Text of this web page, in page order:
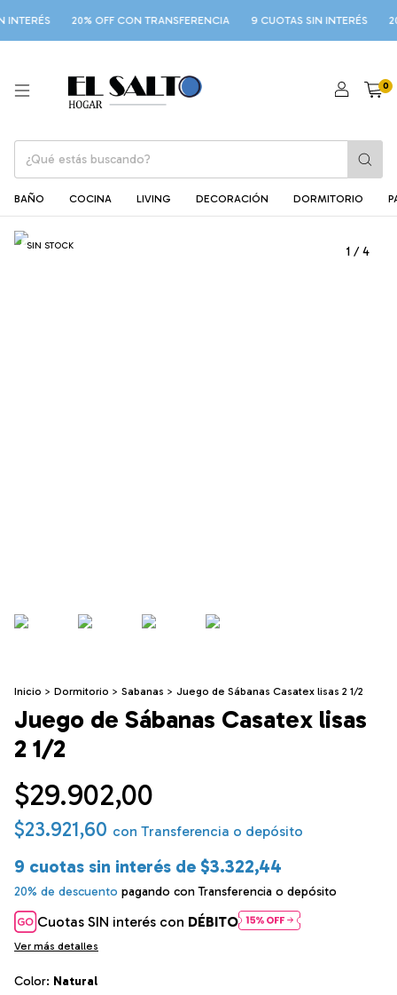
20% OFF CON TRANSFERENCIA 9 CUOTAS SIN INTERÉS
0
BAÑO COCINA LIVING DECORACIÓN DORMITORIO
SIN STOCK 1 /4
Inicio > Dormitorio > Sabanas > Juego de Sábanas Casatex lisas 2 1/2
Juego de Sábanas Casatex lisas
2 1/2
$29.902,00
$23.921,60 con Transferencia o depósito
Cuotas SIN interés con DÉBITO
9 cuotas sin interés de $3.322,44
20% de descuento pagando con Transferencia o depósito
Ver más detalles
Color: Natural